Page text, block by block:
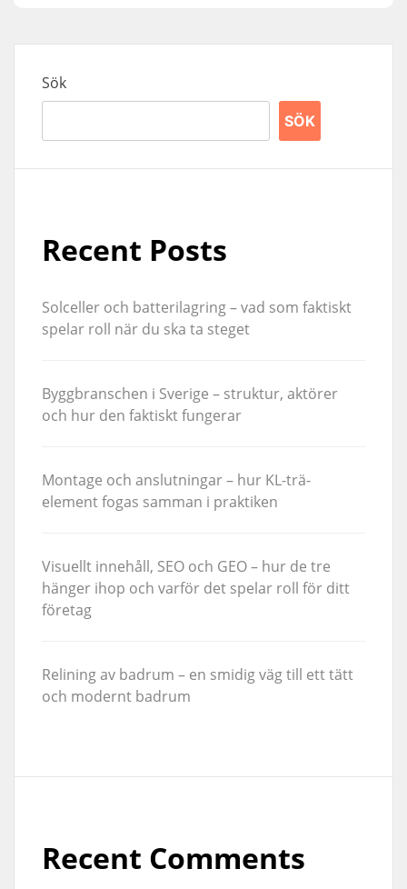
Sök
SÖK
Recent Posts
Solceller och batterilagring – vad som faktiskt
spelar roll när du ska ta steget
Byggbranschen i Sverige – struktur, aktörer
och hur den faktiskt fungerar
Montage och anslutningar – hur KL-trä-
element fogas samman i praktiken
Visuellt innehåll, SEO och GEO – hur de tre
hänger ihop och varför det spelar roll för ditt
företag
Relining av badrum – en smidig väg till ett tätt
och modernt badrum
Recent Comments